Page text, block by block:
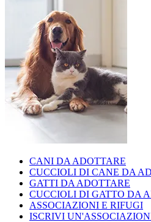
CANI DA ADOTTARE
CUCCIOLI DI CANE DA
GATTI DA ADOTTARE
CUCCIOLI DI GATTO DA
ASSOCIAZIONI E RIFUGI
ISCRIVI